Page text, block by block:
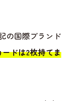
の国際ブランド
ドは2枚持てま